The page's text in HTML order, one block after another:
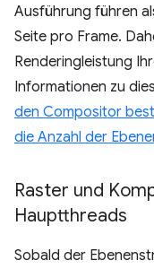
Ausführung führen
Seite pro Frame.
Renderingleistung
Informationen zu
den Compositor
die Anzahl der
Raster und
Hauptthreads
Sobald der